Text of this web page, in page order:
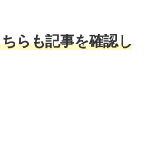
らも記事を確認し